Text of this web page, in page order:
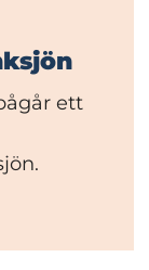
ett